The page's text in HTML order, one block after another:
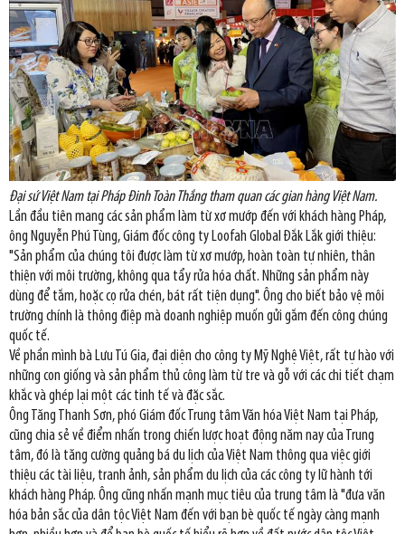
Đại sứ Việt Nam tại Pháp Đinh Toàn Thắng tham quan các gian hàng Việt Nam.
Lần đầu tiên mang các sản phẩm làm từ xơ mướp đến với khách hàng Pháp,
ông Nguyễn Phú Tùng, Giám đốc công ty Loofah Global Đắk Lắk giới thiệu:
"Sản phẩm của chúng tôi được làm từ xơ mướp, hoàn toàn tự nhiên, thân
thiện với môi trường, không qua tẩy rửa hóa chất. Những sản phẩm này
dùng để tắm, hoặc cọ rửa chén, bát rất tiện dụng". Ông cho biết bảo vệ môi
trường chính là thông điệp mà doanh nghiệp muốn gửi gắm đến công chúng
quốc tế.
Về phần mình bà Lưu Tú Gia, đại diện cho công ty Mỹ Nghệ Việt, rất tự hào với
những con giống và sản phẩm thủ công làm từ tre và gỗ với các chi tiết chạm
khắc và ghép lại một các tinh tế và đặc sắc.
Ông Tăng Thanh Sơn, phó Giám đốc Trung tâm Văn hóa Việt Nam tại Pháp,
cũng chia sẻ về điểm nhấn trong chiến lược hoạt động năm nay của Trung
tâm, đó là tăng cường quảng bá du lịch của Việt Nam thông qua việc giới
thiệu các tài liệu, tranh ảnh, sản phẩm du lịch của các công ty lữ hành tới
khách hàng Pháp. Ông cũng nhấn mạnh mục tiêu của trung tâm là "đưa văn
hóa bản sắc của dân tộc Việt Nam đến với bạn bè quốc tế ngày càng mạnh